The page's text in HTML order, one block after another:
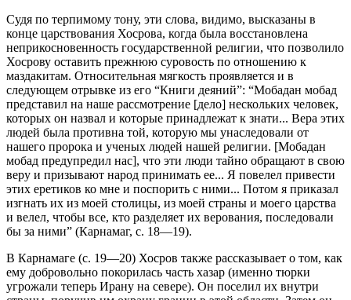
Судя по терпимому тону, эти слова, видимо, высказаны в
конце царствования Хосрова, когда была восстановлена
неприкосновенность государственной религии, что позволило
Хосрову оставить прежнюю суровость по отношению к
маздакитам. Относительная мягкость проявляется и в
следующем отрывке из его “Книги деяний”: “Мобадан мобад
представил на наше рассмотрение [дело] нескольких человек,
которых он назвал и которые принадлежат к знати... Вера этих
людей была противна той, которую мы унаследовали от
нашего пророка и ученых людей нашей религии. [Мобадан
мобад предупредил нас], что эти люди тайно обращают в свою
веру и призывают народ принимать ее... Я повелел привести
этих еретиков ко мне и поспорить с ними... Потом я приказал
изгнать их из моей столицы, из моей страны и моего царства
и велел, чтобы все, кто разделяет их верования, последовали
бы за ними” (Карнамаг, с. 18—19).
В Карнамаге (с. 19—20) Хосров также рассказывает о том, как
ему добровольно покорилась часть хазар (именно тюрки
угрожали теперь Ирану на севере). Он поселил их внутри